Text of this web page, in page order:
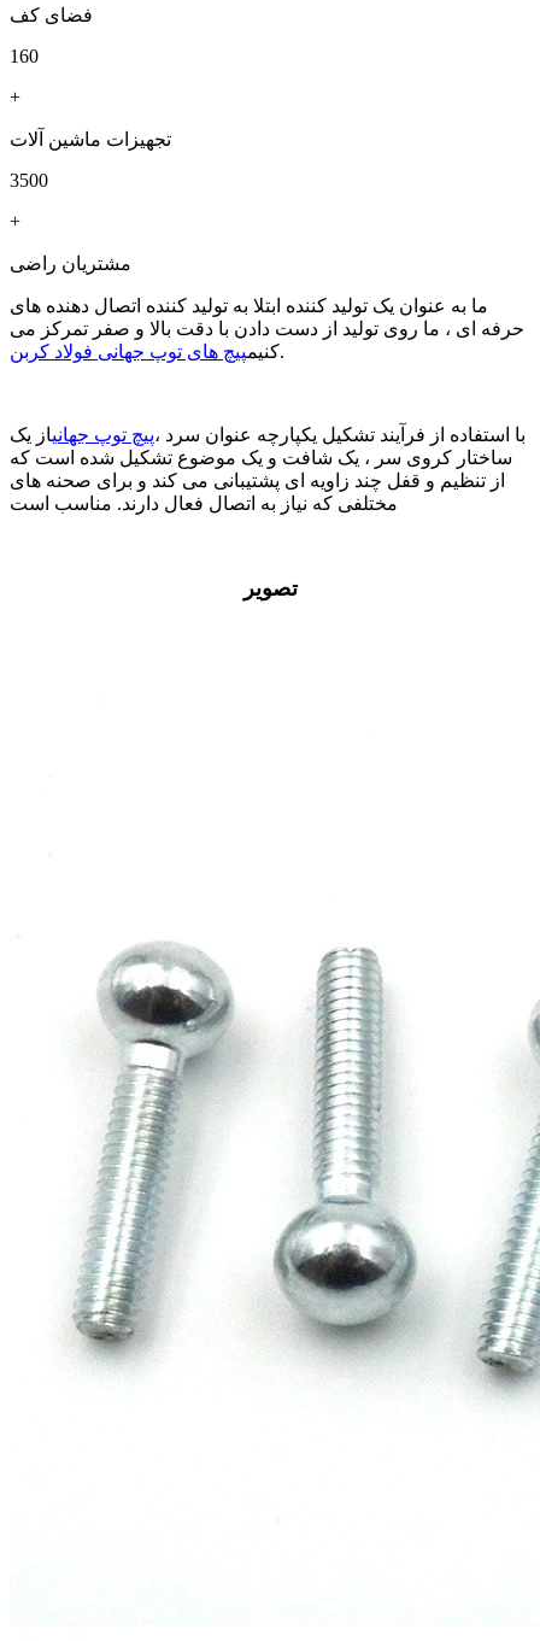
فضای کف
160
+
تجهیزات ماشین آلات
3500
+
مشتریان راضی
ما به عنوان یک تولید کننده ابتلا به تولید کننده اتصال دهنده های
حرفه ای ، ما روی تولید از دست دادن با دقت بالا و صفر تمرکز می
کنیمپیچ های توپ جهانی فولاد کربن .
با استفاده از فرآیند تشکیل یکپارچه عنوان سرد ،پیچ توپ جهانیاز یک
ساختار کروی سر ، یک شافت و یک موضوع تشکیل شده است که
از تنظیم و قفل چند زاویه ای پشتیبانی می کند و برای صحنه های
مختلفی که نیاز به اتصال فعال دارند. مناسب است
تصویر